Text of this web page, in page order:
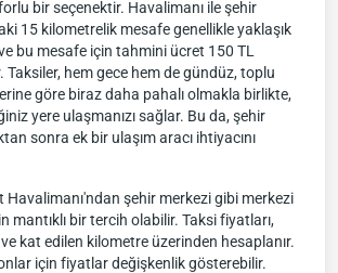
bir seçenektir. Havalimanı ile şehir
15 kilometrelik mesafe genellikle yaklaşık
bu mesafe için tahmini ücret 150 TL
Taksiler, hem gece hem de gündüz, toplu
göre biraz daha pahalı olmakla birlikte,
yere ulaşmanızı sağlar. Bu da, şehir
sonra ek bir ulaşım aracı ihtiyacını
Havalimanı'ndan şehir merkezi gibi merkezi
mantıklı bir tercih olabilir. Taksi fiyatları,
kat edilen kilometre üzerinden hesaplanır.
için fiyatlar değişkenlik gösterebilir.